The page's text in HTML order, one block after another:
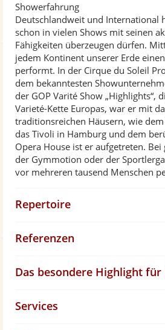
Showerfahrung
Deutschlandweit und International
schon in vielen Shows mit seinen
Fähigkeiten überzeugen dürfen.
jedem Kontinent unserer Erde
performt. In der Cirque du Soleil
dem bekanntesten
der GOP Varité Show „Highlights“,
Varieté-Kette Europas, war er mit
traditionsreichen Häusern, wie
das Tivoli in Hamburg und dem
Opera House ist er aufgetreten.
der Gymmotion oder der
vor mehreren tausend Menschen
Repertoire
Referenzen
Das besondere Highlight für
Services